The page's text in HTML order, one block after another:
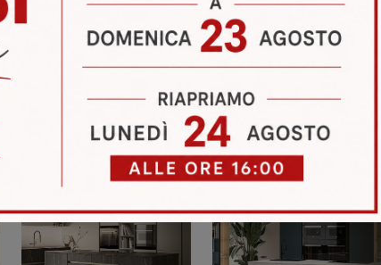
ICONICA 04 ICONICA 05